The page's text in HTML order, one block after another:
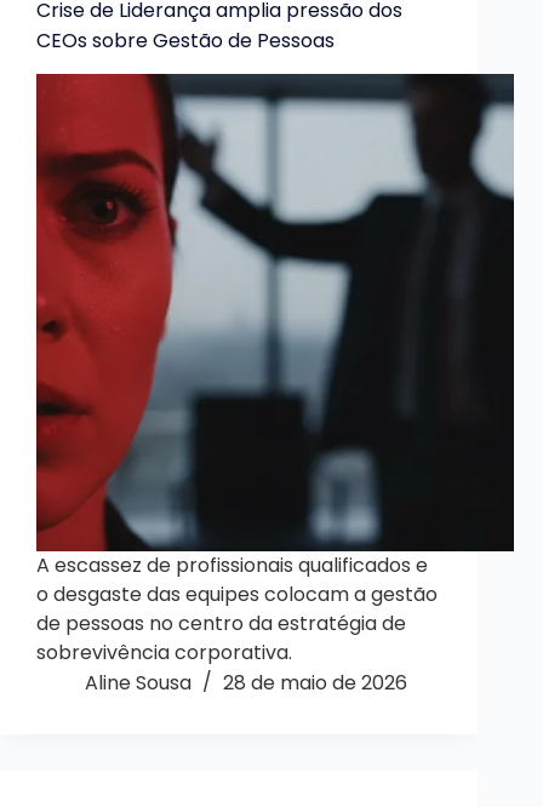
Crise de Liderança amplia pressão dos
CEOs sobre Gestão de Pessoas
A escassez de profissionais qualificados e
o desgaste das equipes colocam a gestão
de pessoas no centro da estratégia de
sobrevivência corporativa.
Aline Sousa
28 de maio de 2026